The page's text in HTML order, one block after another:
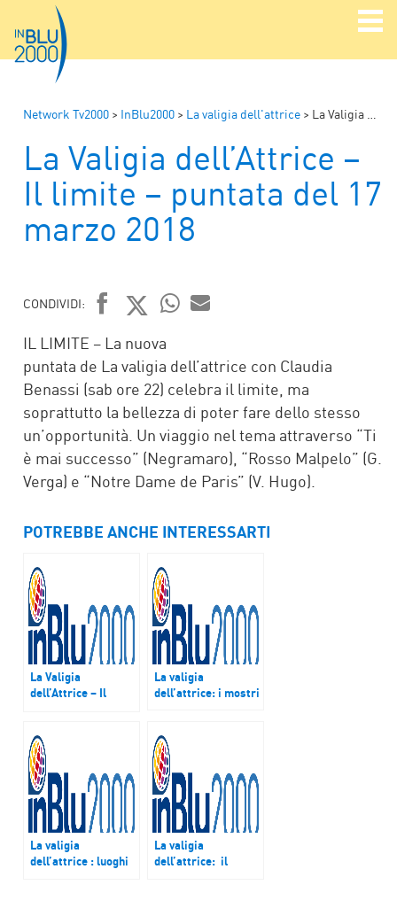
Network Tv2000 > InBlu2000 > La valigia dell'attrice > La Valigia dell’Attrice – Il limite – puntata del 17 marzo 2018
La Valigia dell’Attrice –
Il limite – puntata del 17
marzo 2018
CONDIVIDI:
FACEBOOK
TWITTER
WHATSAPP
IL LIMITE – La nuova
puntata de La valigia dell’attrice con Claudia
Benassi (sab ore 22) celebra il limite, ma
soprattutto la bellezza di poter fare dello stesso
un’opportunità. Un viaggio nel tema attraverso “Ti
è mai successo” (Negramaro), “Rosso Malpelo” (G.
Verga) e “Notre Dame de Paris” (V. Hugo).
POTREBBE ANCHE INTERESSARTI
La Valigia
dell’Attrice – Il
La valigia
dell’attrice: i mostri
La valigia
dell’attrice : luoghi
La valigia
dell’attrice: il